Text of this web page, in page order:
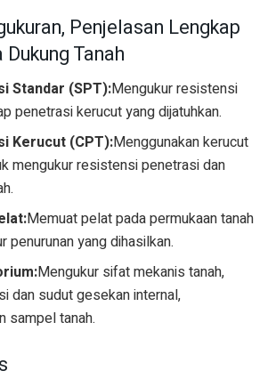
Penjelasan Lengkap
Tanah
Standar (SPT):Mengukur resistensi
penetrasi kerucut yang dijatuhkan.
Kerucut (CPT):Menggunakan kerucut
mengukur resistensi penetrasi dan
Memuat pelat pada permukaan tanah
penurunan yang dihasilkan.
Mengukur sifat mekanis tanah,
dan sudut gesekan internal,
sampel tanah.